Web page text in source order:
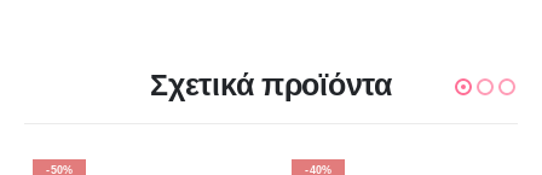
Σχετικά προϊόντα
-50% -40%